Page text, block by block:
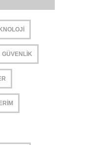
GÜVENLIK